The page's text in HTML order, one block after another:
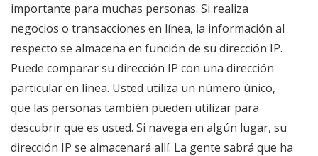
importante para muchas personas. Si realiza
negocios o transacciones en línea, la información al
respecto se almacena en función de su dirección IP.
Puede comparar su dirección IP con una dirección
particular en línea. Usted utiliza un número único,
que las personas también pueden utilizar para
descubrir que es usted. Si navega en algún lugar, su
dirección IP se almacenará allí. La gente sabrá que ha